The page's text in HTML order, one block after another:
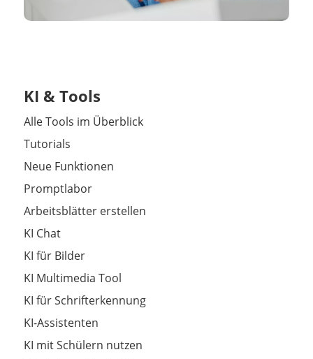
KI & Tools
Alle Tools im Überblick
Tutorials
Neue Funktionen
Promptlabor
Arbeitsblätter erstellen
KI Chat
KI für Bilder
KI Multimedia Tool
KI für Schrifterkennung
KI-Assistenten
KI mit Schülern nutzen